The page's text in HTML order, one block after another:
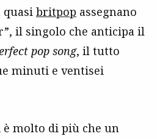
quasi britpop assegnano
il singolo che anticipa il
pop song, il tutto
minuti e ventisei
è molto di più che un